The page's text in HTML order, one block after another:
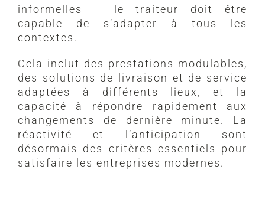
informelles – le traiteur doit être
capable de s’adapter à tous les
contextes.
Cela inclut des prestations modulables,
des solutions de livraison et de service
adaptées à différents lieux, et la
capacité à répondre rapidement aux
changements de dernière minute. La
réactivité et l’anticipation sont
désormais des critères essentiels pour
satisfaire les entreprises modernes.